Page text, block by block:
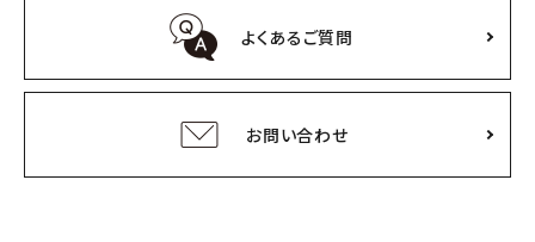
よくあるご質問
お問い合わせ